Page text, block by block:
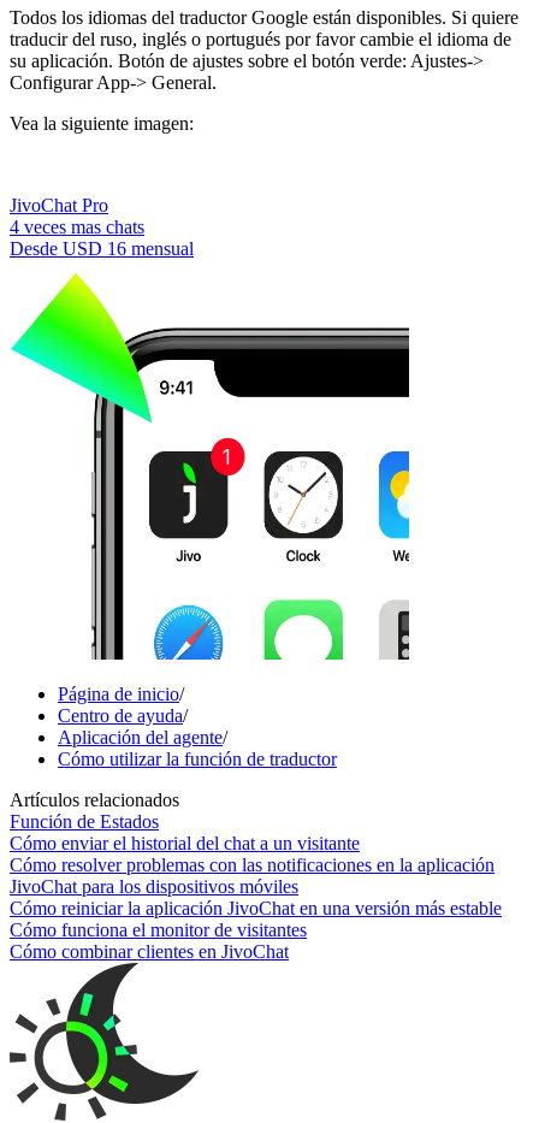
Todos los idiomas del traductor Google están disponibles. Si quiere
traducir del ruso, inglés o portugués por favor cambie el idioma de
su aplicación. Botón de ajustes sobre el botón verde: Ajustes->
Configurar App-> General.
Vea la siguiente imagen:
JivoChat Pro
4 veces mas chats
Desde USD 16 mensual
Página de inicio/
Centro de ayuda/
Aplicación del agente/
Cómo utilizar la función de traductor
Artículos relacionados
Función de Estados
Cómo enviar el historial del chat a un visitante
Cómo resolver problemas con las notificaciones en la aplicación
JivoChat para los dispositivos móviles
Cómo reiniciar la aplicación JivoChat en una versión más estable
Cómo funciona el monitor de visitantes
Cómo combinar clientes en JivoChat